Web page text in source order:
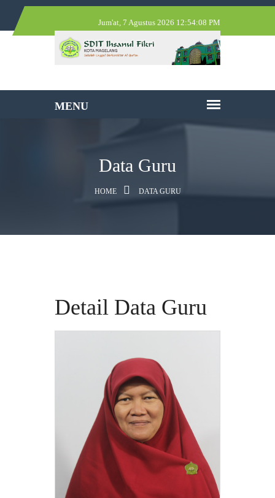
Jum'at, 7 Agustus 2026 12:54:08 PM
Data Guru
HOME DATA GURU
Detail Data Guru